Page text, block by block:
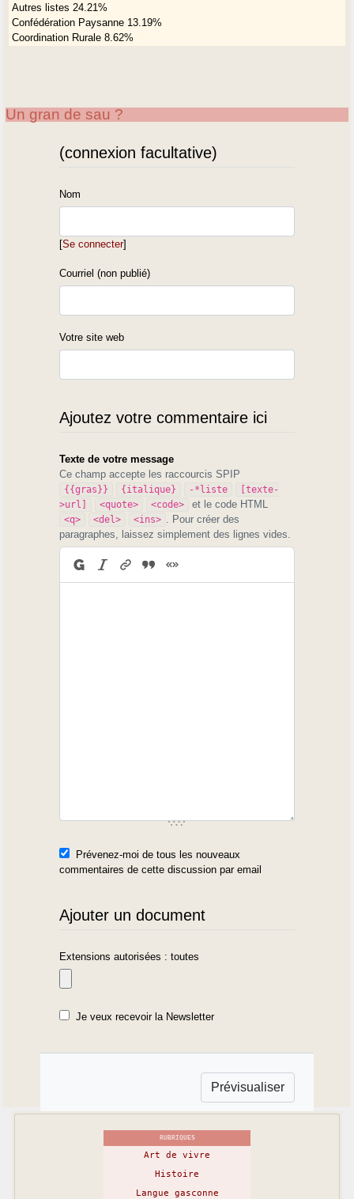
Autres listes 24.21%
Confédération Paysanne 13.19%
Coordination Rurale 8.62%
Confédération Paysanne 13.42%
Coordination Rurale 16.48%
2019-des-chambres-dagriculture/
Un gran de sau ?
(connexion facultative)
Nom
[Se connecter]
Courriel (non publié)
Votre site web
Ajoutez votre commentaire ici
Texte de votre message
Ce champ accepte les raccourcis SPIP
{{gras}} {italique} -*liste
[texte-
>url]
<quote> <code> et le code HTML
<q> <del> <ins>
. Pour créer des
paragraphes, laissez simplement des lignes vides.
Prévenez-moi de tous les nouveaux
commentaires de cette discussion par email
Ajouter un document
Extensions autorisées : toutes
Je veux recevoir la Newsletter
RUBRIQUES
Art de vivre
Histoire
Langue gasconne